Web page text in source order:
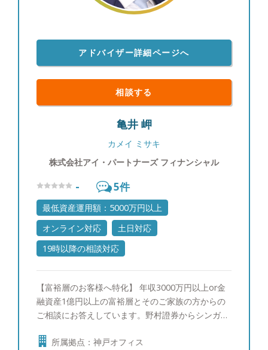
プライベートについて ・大阪府出身 ・料理するこ
ピが紹介されているので、一つずつ参考にしながら
手作りし、徐々に作れる品数も増え、上達している
と実感しております。自分で作った料理と一緒に美
味しいお酒を飲むのが至福の時間です。プライベー
トでは今年結婚したので、妻においしいと言っても
らえることが最初の目標です。 また旅行すること
も大好きなので、コロナ禍以降遠出をする機会がな
府県制覇を再開したいと思っております。お客様と
の面談時には、手料理のお話やお客様自身が思い出
に残っている旅行先の情報を教えていただければ嬉
しいです。
アドバイザー詳細ページへ
相談する
亀井 岬
カメイ ミサキ
株式会社アイ・パートナーズ フィナンシャル
- 5件
最低資産運用額：5000万円以上
オンライン対応
土日対応
19時以降の相談対応
【富裕層のお客様へ特化】 年収3000万円以上or金
融資産1億円以上の富裕層とそのご家族の方からの
ご相談にお答えしています。野村證券からシンガポ
ポートフォリオ運用の研鑽を積んで参りました。富
所属拠点：神戸オフィス